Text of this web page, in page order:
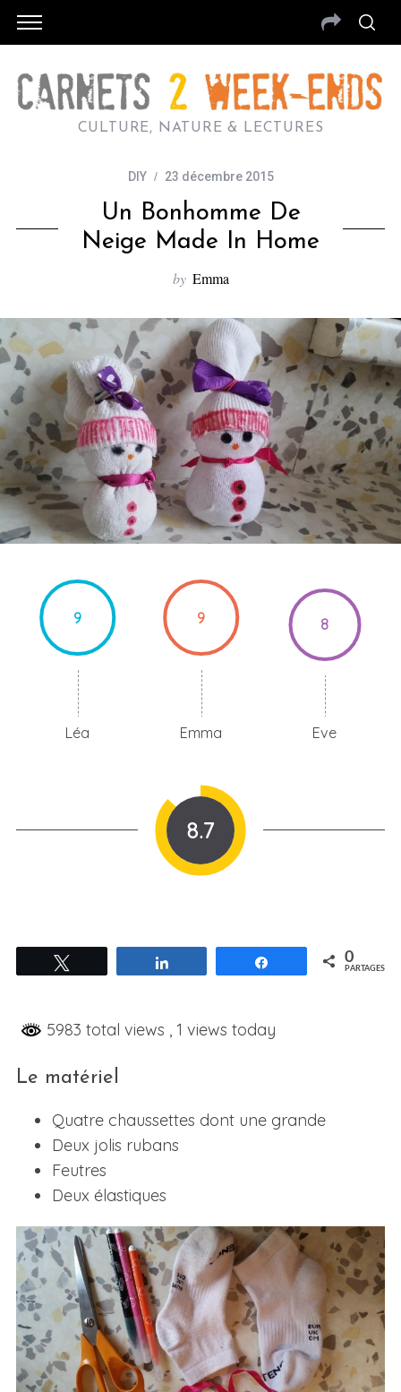
CULTURE, NATURE & LECTURES
DIY 23 décembre 2015
Un Bonhomme De
Neige Made In Home
by Emma
9
Léa
9
Emma
8
Eve
8.7
Partagez 0
PARTAGES
5983 total views , 1 views today
Le matériel
Quatre chaussettes dont une grande
Deux jolis rubans
Feutres
Deux élastiques